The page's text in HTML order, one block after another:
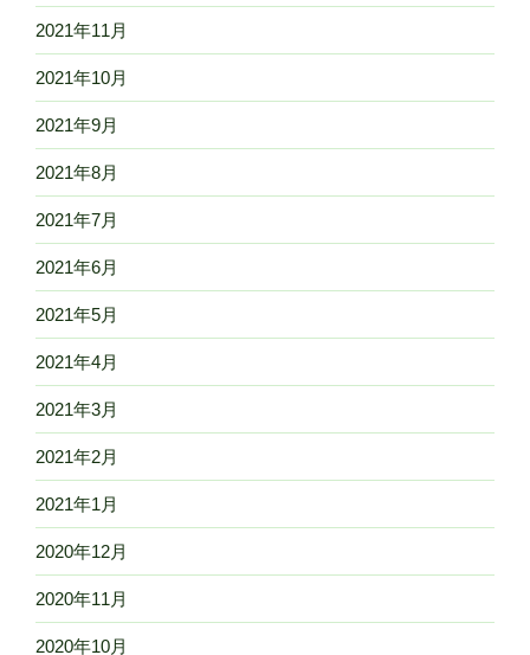
2021年11月
2021年10月
2021年9月
2021年8月
2021年7月
2021年6月
2021年5月
2021年4月
2021年3月
2021年2月
2021年1月
2020年12月
2020年11月
2020年10月